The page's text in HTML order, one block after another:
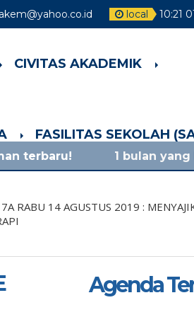
local 10:21
CIVITAS AKADEMIK
FASILITAS SEKOLAH
1 bulan yang lalu/ materi
RABU 14 AGUSTUS 2019 :
Agenda